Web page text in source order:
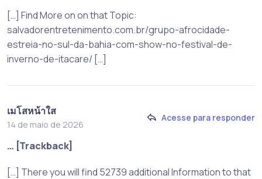
[…] Find More on on that Topic:
salvadorentretenimento.com.br/grupo-afrocidade-
estreia-no-sul-da-bahia-com-show-no-festival-de-
inverno-de-itacare/ […]
เมโสหน้าใส
14 de maio de 2026
Acesse para responder
… [Trackback]
[…] There you will find 52739 additional Information to that